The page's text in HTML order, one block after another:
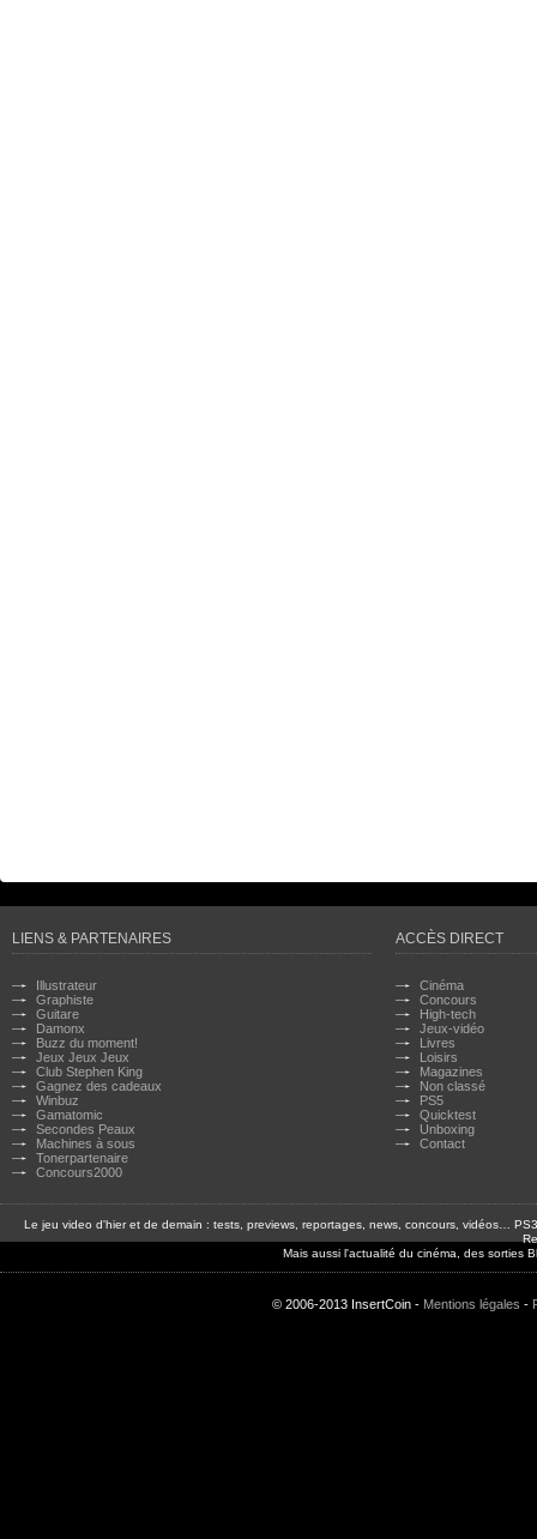
LIENS & PARTENAIRES
Illustrateur
Graphiste
Guitare
Damonx
Buzz du moment!
Jeux Jeux Jeux
Club Stephen King
Gagnez des cadeaux
Winbuz
Gamatomic
Secondes Peaux
Machines à sous
Tonerpartenaire
Concours2000
ACCÈS DIRECT
Cinéma
Concours
High-tech
Jeux-vidéo
Livres
Loisirs
Magazines
Non classé
PS5
Quicktest
Unboxing
Contact
Le jeu video d'hier et de demain : tests, previews, reportages, news, concours, vidéos…
Mais aussi l'actualité du cinéma, des sorties
© 2006-2013 InsertCoin - Mentions légales -